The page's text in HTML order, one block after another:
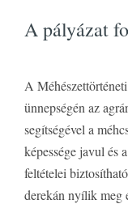
A pályázat
A
ünnepségén az
segítségével a
képessége javul és
feltételei
derekán nyílik meg